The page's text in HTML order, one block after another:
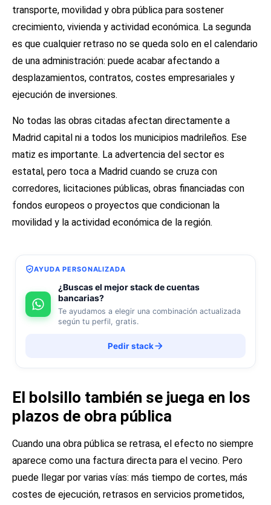
transporte, movilidad y obra pública para sostener
crecimiento, vivienda y actividad económica. La segunda
es que cualquier retraso no se queda solo en el calendario
de una administración: puede acabar afectando a
desplazamientos, contratos, costes empresariales y
ejecución de inversiones.
No todas las obras citadas afectan directamente a
Madrid capital ni a todos los municipios madrileños. Ese
matiz es importante. La advertencia del sector es
estatal, pero toca a Madrid cuando se cruza con
corredores, licitaciones públicas, obras financiadas con
fondos europeos o proyectos que condicionan la
movilidad y la actividad económica de la región.
AYUDA PERSONALIZADA
¿Buscas el mejor stack de cuentas
bancarias?
Te ayudamos a elegir una combinación actualizada
según tu perfil, gratis.
Pedir stack
El bolsillo también se juega en los
plazos de obra pública
Cuando una obra pública se retrasa, el efecto no siempre
aparece como una factura directa para el vecino. Pero
puede llegar por varias vías: más tiempo de cortes, más
costes de ejecución, retrasos en servicios prometidos,